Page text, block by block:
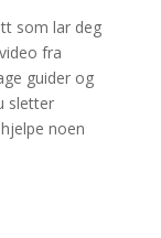
som lar deg
fra
guider og
sletter
noen